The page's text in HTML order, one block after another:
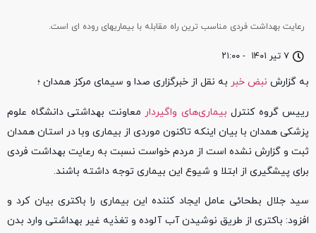
۷ تیر ۱۴۰۱ - ۲۱:۰۰
رعایت بهداشت فردی مناسب ترین راه مقابله با بیماریهای روده ای است.
به گزارش نبض خبر به نقل از خبرگزاری صدا و سیمای مرکز همدان ؛
رییس گروه کنترل بیماری‌های واگیردار معاونت بهداشتی دانشگاه علوم
پزشکی همدان با بیان اینکه تاکنون موردی از بیماری وبا در استان همدان
ثبت و گزارش نشده است از مردم خواست نسبت به رعایت بهداشت فردی
برای پیشگیری از ابتلا و شیوع این بیماری توجه داشته باشند.
سید جلال بطحائی عامل ایجاد کننده این بیماری را باکتری بیان کرد و
افزود: باکتری از طریق نوشیدن آب آلوده و تغذیه غیر بهداشتی وارد بدن